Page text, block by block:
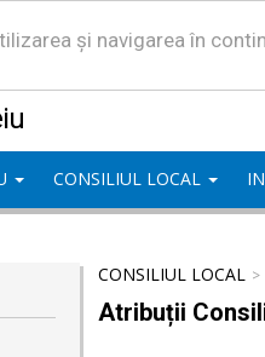
și navigarea în
CONSILIUL LOCAL
CONSILIUL LOCAL
Atribuții